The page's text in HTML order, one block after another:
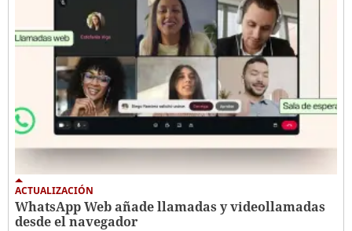
ACTUALIZACIÓN
WhatsApp Web añade llamadas y videollamadas
desde el navegador